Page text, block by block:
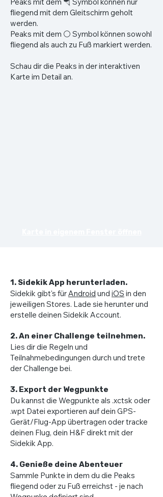
fliegend mit dem Gleitschirm geholt
werden.
Peaks mit dem ⚪️ Symbol können sowohl
fliegend als auch zu Fuß markiert werden.
Schau dir die Peaks in der interaktiven
Karte im Detail an.
1. Sidekik App herunterladen.
Sidekik gibt's fürAndroid und iOS in den
jeweiligen Stores. Lade sie herunter und
erstelle deinen Sidekik Account.
2. An einer Challenge teilnehmen.
Lies dir die Regeln und
Teilnahmebedingungen durch und trete
der Challenge bei.
3. Export der Wegpunkte
Du kannst die Wegpunkte als .xctsk oder
.wpt Datei exportieren auf dein GPS-
Gerät/Flug-App übertragen oder tracke
deinen Flug, dein H&F direkt mit der
Sidekik App.
4. Genieße deine Abenteuer
Sammle Punkte in dem du die Peaks
fliegend oder zu Fuß erreichst - je nach